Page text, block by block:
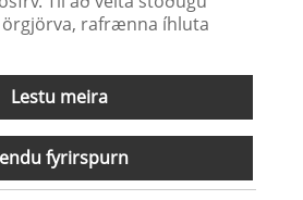
rafrænna íhluta
Lestu meira
fyrirspurn